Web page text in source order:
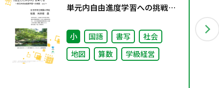
単元内自由進度学習への挑戦
小 国語 書写
社会
地図
算数 学級経営